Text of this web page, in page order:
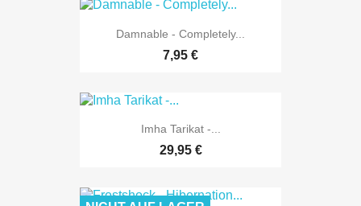
Damnable - Completely...
7,95 €
Imha Tarikat -...
29,95 €